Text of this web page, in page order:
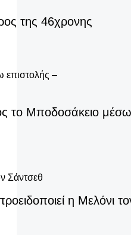
της 46χρονης
το Μποδοσάκειο μέσω
η Μελόνι